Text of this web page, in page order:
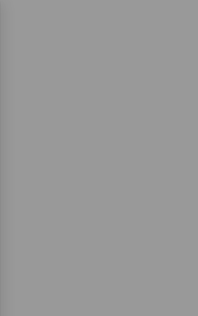
SPECIALITY LINE ДЛЯ СОБАК